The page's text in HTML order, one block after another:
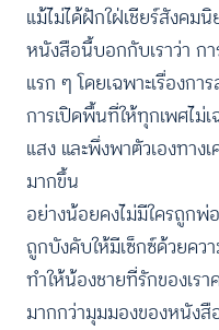
แม้ไม่ได้ฝักใฝ่เชียร์สังคม
หนังสือนี้บอกกับเราว่า ก
แรก ๆ โดยเฉพาะเรื่องก
การเปิดพื้นที่ให้ทุกเพศไม่
แสง และพึ่งพาตัวเองทาง
มากขึ้น
อย่างน้อยคงไม่มีใครถูกพ่
ถูกบังคับให้มีเซ็กซ์ด้วยคว
ทำให้น้องชายที่รักของเร
มากกว่ามุมมองของหนังสื